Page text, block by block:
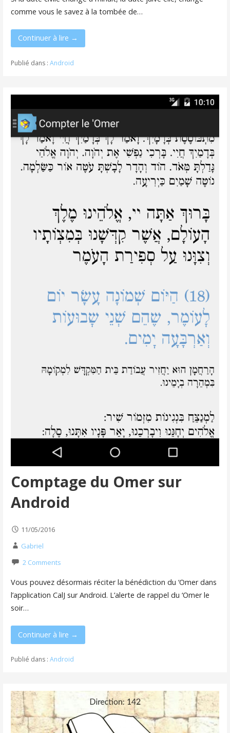
comme vous le savez à la tombée de…
Continuer à lire →
Publié dans : Android
Comptage du Omer sur
Android
11/05/2016
Gabriel
2 Comments
Vous pouvez désormais réciter la bénédiction du ‘Omer dans
l’application CalJ sur Android. L’alerte de rappel du ‘Omer le
soir…
Continuer à lire →
Publié dans : Android